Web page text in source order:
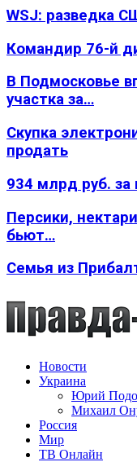
WSJ: разведка
Командир 76-й
В Подмосковье
участка за…
Скупка
продать
934 млрд руб.
Персики,
бьют…
Семья из
Новости
Украина
Юрий
Михаил
Россия
Мир
ТВ Онлайн